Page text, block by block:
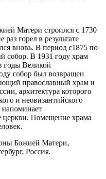
Матери строился с 1730
горел в результате
вновь. В период с1875 по
собор. В 1931 году храм
годы Великой
собор был возвращен
православный храм и
архитектура которого
и неовизантийского
напоминает
церкви. Помещение храма
Божией Матери,
Россия.